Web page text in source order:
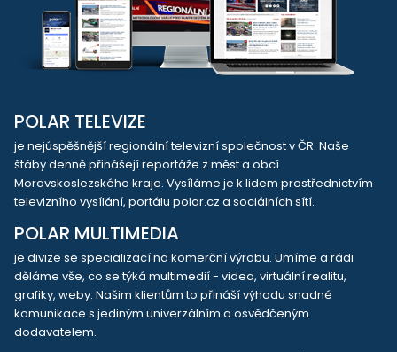
POLAR TELEVIZE
je nejúspěšnější regionální televizní společnost v ČR. Naše
štáby denně přinášejí reportáže z měst a obcí
Moravskoslezského kraje. Vysíláme je k lidem prostřednictvím
televizního vysílání, portálu polar.cz a sociálních sítí.
POLAR MULTIMEDIA
je divize se specializací na komerční výrobu. Umíme a rádi
děláme vše, co se týká multimedií - videa, virtuální realitu,
grafiky, weby. Našim klientům to přináší výhodu snadné
komunikace s jediným univerzálním a osvědčeným
dodavatelem.